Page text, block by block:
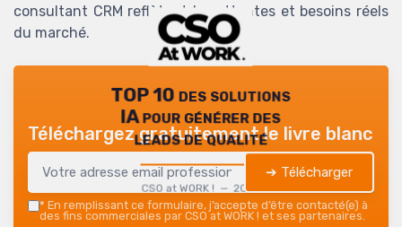
consultant CRM reflètent les attentes et besoins réels
du marché.
TOP 10 des solutions
IA pour générer des
leads de qualité
CSO at WORK ! — 2026
Téléchargez gratuitement le livre blanc
➔ Télécharger
* En remplissant ce formulaire, j’accepte d’être contacté(e) à
des fins commerciales par CSO at WORK ! et ses partenaires.